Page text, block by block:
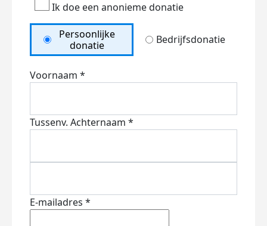
Ik doe een anonieme donatie
Persoonlijke
donatie
Bedrijfsdonatie
Voornaam *
Tussenv. Achternaam *
E-mailadres *